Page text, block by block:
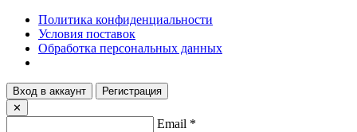
Политика конфиденциальности
Условия поставок
Обработка персональных данных
Вход в аккаунт
Регистрация
✕
Email *